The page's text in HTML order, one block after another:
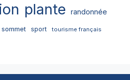
plante randonnée
sommet sport tourisme français